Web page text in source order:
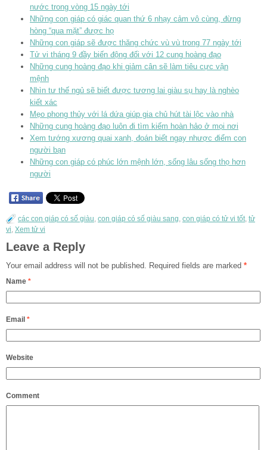
nước trong vòng 15 ngày tới
Những con giáp có giác quan thứ 6 nhạy cảm vô cùng, đừng
hòng “qua mặt” được họ
Những con giáp sẽ được thăng chức vù vù trong 77 ngày tới
Tử vi tháng 9 đầy biến động đối với 12 cung hoàng đạo
Những cung hoàng đạo khi giảm cân sẽ làm tiêu cực vận
mệnh
Nhìn tư thế ngủ sẽ biết được tương lai giàu sụ hay là nghèo
kiết xác
Mẹo phong thủy với lá dứa giúp gia chủ hút tài lộc vào nhà
Những cung hoàng đạo luôn đi tìm kiếm hoàn hảo ở mọi nơi
Xem tướng xương quai xanh, đoán biết ngay nhược điểm con
người bạn
Những con giáp có phúc lớn mệnh lớn, sống lâu sống thọ hơn
người
các con giáp có số giàu, con giáp có số giàu sang, con giáp có tử vi tốt, tử
vi, Xem tử vi
Leave a Reply
Your email address will not be published. Required fields are marked *
Name *
Email *
Website
Comment